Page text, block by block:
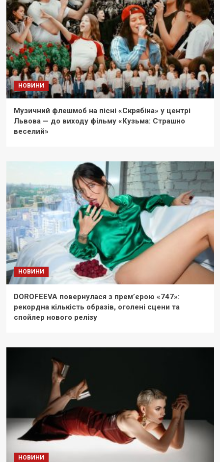
НОВИНИ
Музичний флешмоб на пісні «Скрябіна» у центрі
Львова — до виходу фільму «Кузьма: Страшно
веселий»
НОВИНИ
DOROFEEVA повернулася з прем’єрою «747»:
рекордна кількість образів, оголені сцени та
спойлер нового релізу
НОВИНИ